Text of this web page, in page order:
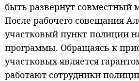
быть развернут
После рабочего совещания
участковый пункт полиции
программы. Обращаясь к
участковых является
работают сотрудники